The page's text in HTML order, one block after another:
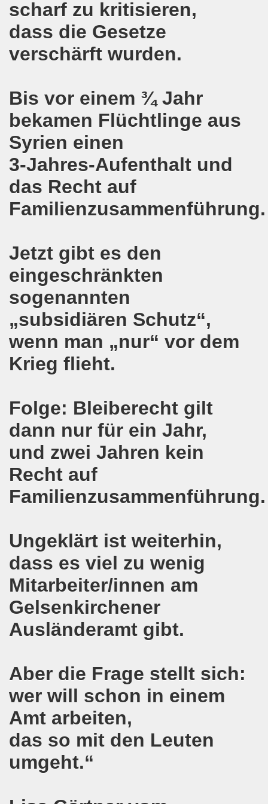
scharf zu kritisieren,
dass die Gesetze
verschärft wurden.
Bis vor einem ¾ Jahr
bekamen Flüchtlinge aus
Syrien einen
3-Jahres-Aufenthalt und
das Recht auf
Familienzusammenführung.
Jetzt gibt es den
eingeschränkten
sogenannten
„subsidiären Schutz“,
wenn man „nur“ vor dem
Krieg flieht.
Folge: Bleiberecht gilt
dann nur für ein Jahr,
und zwei Jahren kein
Recht auf
Familienzusammenführung.
Ungeklärt ist weiterhin,
dass es viel zu wenig
Mitarbeiter/innen am
Gelsenkirchener
Ausländeramt gibt.
Aber die Frage stellt sich:
wer will schon in einem
Amt arbeiten,
das so mit den Leuten
umgeht.“
protestiert - weg mit den Verschärfungen von
Bewegung feiert Erfolg der Solidarität mit der Familie
diskutiert über den 01. Mai 2016 in Zeichen
unterstützt das Rebellische Musikfestival und
Bewegung mit interessanten Debatten
Montagsdemo-Bewegung ist gefestigt und auf dem
Montagsdemo-Bewegung unterstützt albanische
protestieren gegen die türkische
Januar 2016 mit vielen brennenden Themen
am 11. Januar 2016 im Zeichen des Protests
sich ein Jahr nach der Werkschließung - Die
Bewegung startet ins Jahr 2016
Bewegung solidarisch mit Vaillant-Belegschaft
Bewegung wendet sich entschieden gegen Politik der
bekräftigt Solidarität für den Kampf der
Gelsenkirchener Montagsdemo-Bewegung und muss
auf der bundesweiten Großdemonstration
der Opfer des Anschlags von Ankara
ruft auf zur 12. Herbstdemonstration am 10.
Bewegung zu TOP Thema Griechenland
im Brennpunkt der 541. Gelsenkirchener
Kinder, die zum REBELL-Sommercamp 2015 fahren!
Gelsenkirchener Montagsdemo-Bewegung am